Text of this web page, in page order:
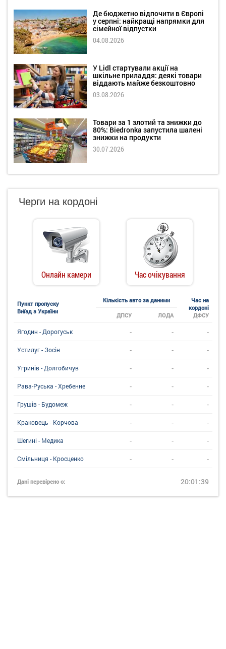
Де бюджетно відпочити в Європі
у серпні: найкращі напрямки для
сімейної відпустки
04.08.2026
У Lidl стартували акції на
шкільне приладдя: деякі товари
віддають майже безкоштовно
03.08.2026
Товари за 1 злотий та знижки до
80%: Biedronka запустила шалені
знижки на продукти
30.07.2026
Черги на кордоні
Онлайн камери Час очікування
Пункт пропуску
Виїзд з України
Кількість авто за даними
Час на
кордоні
ДФСУ
ДПСУ ЛОДА
Ягодин - Дорогуськ - - -
Устилуг - Зосін - - -
Угринiв - Долгобичув - - -
Рава-Руська - Хребенне - - -
Грушів - Будомеж - - -
Краковець - Корчова - - -
Шегині - Медика - - -
Смільниця - Кросценко - - -
Дані перевірено о: 20:01:39